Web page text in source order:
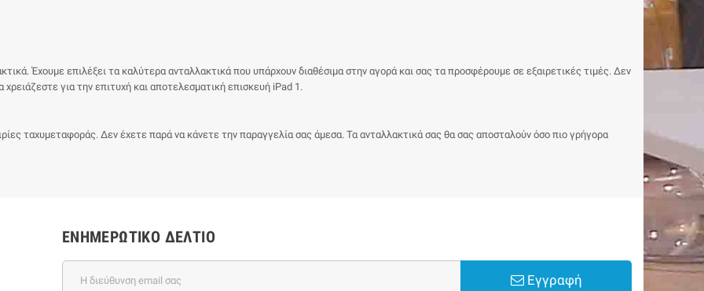
Έχουμε επιλέξει τα καλύτερα ανταλλακτικά που υπάρχουν διαθέσιμα στην αγορά και σας τα προσφέρουμε σε εξαιρετικές τιμές. Δεν
για την επιτυχή και αποτελεσματική επισκευή iPad 1.
ταχυμεταφοράς. Δεν έχετε παρά να κάνετε την παραγγελία σας άμεσα. Τα ανταλλακτικά σας θα σας αποσταλούν όσο πιο γρήγορα
ΕΝΗΜΕΡΩΤΙΚΌ ΔΕΛΤΊΟ
Εγγραφή